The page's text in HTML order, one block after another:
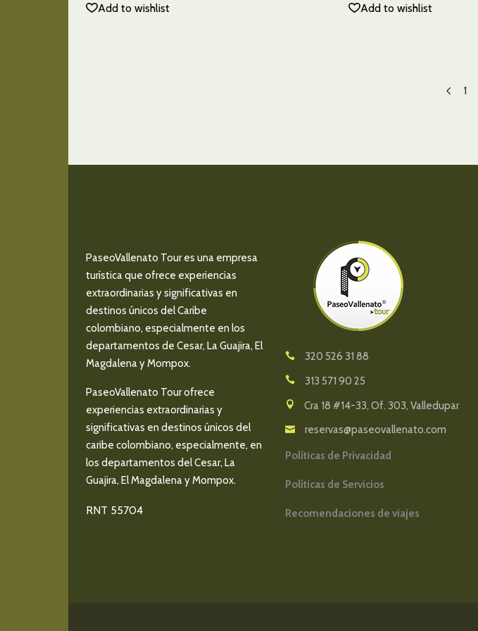
Add to wishlist Add to wishlist
1
PaseoVallenato Tour es una empresa
turística que ofrece experiencias
extraordinarias y significativas en
destinos únicos del Caribe
colombiano, especialmente en los
departamentos de Cesar, La Guajira, El
Magdalena y Mompox.
PaseoVallenato Tour ofrece
experiencias extraordinarias y
significativas en destinos únicos del
caribe colombiano, especialmente, en
los departamentos del Cesar, La
Guajira, El Magdalena y Mompox.
RNT 55704
320 526 31 88
313 571 90 25
Cra 18 #14-33, Of. 303, Valledupar
reservas@paseovallenato.com
Políticas de Privacidad
Políticas de Servicios
Recomendaciones de viajes